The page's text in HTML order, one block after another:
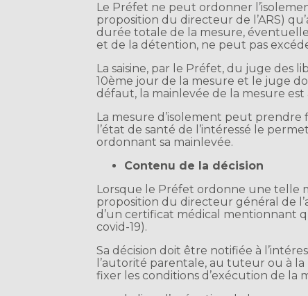
Le Préfet ne peut ordonner
proposition du directeur de l’ARS)
durée totale de la mesure,
et de la détention, ne peut pas
La saisine, par le Préfet, du juge
10ème jour de la mesure et le juge
défaut, la mainlevée de la mesure est
La mesure d’isolement peut
l’état de santé de l’intéressé le
ordonnant sa mainlevée.
Contenu de la décision
Lorsque le Préfet ordonne une telle
proposition du directeur général de
d’un certificat médical mentionnant
covid-19).
Sa décision doit être notifiée à
l’autorité parentale, au tuteur ou à
fixer les conditions d’exécution de la